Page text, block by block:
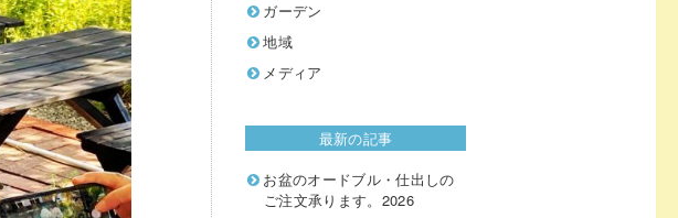
ガーデン
地域
メディア
最新の記事
お盆のオードブル・仕出しの
ご注文承ります。2026